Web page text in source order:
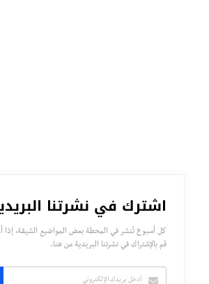
اشترك في نشرتنا
كل أسبوع تُنشر في المحطة بعض المواضيع الشيقة، إذا
قم بالإشتراك في نشرتنا البريدية من هنا.